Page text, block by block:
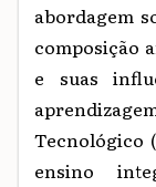
abordagem
composição
e suas
Tecnológico
ensino